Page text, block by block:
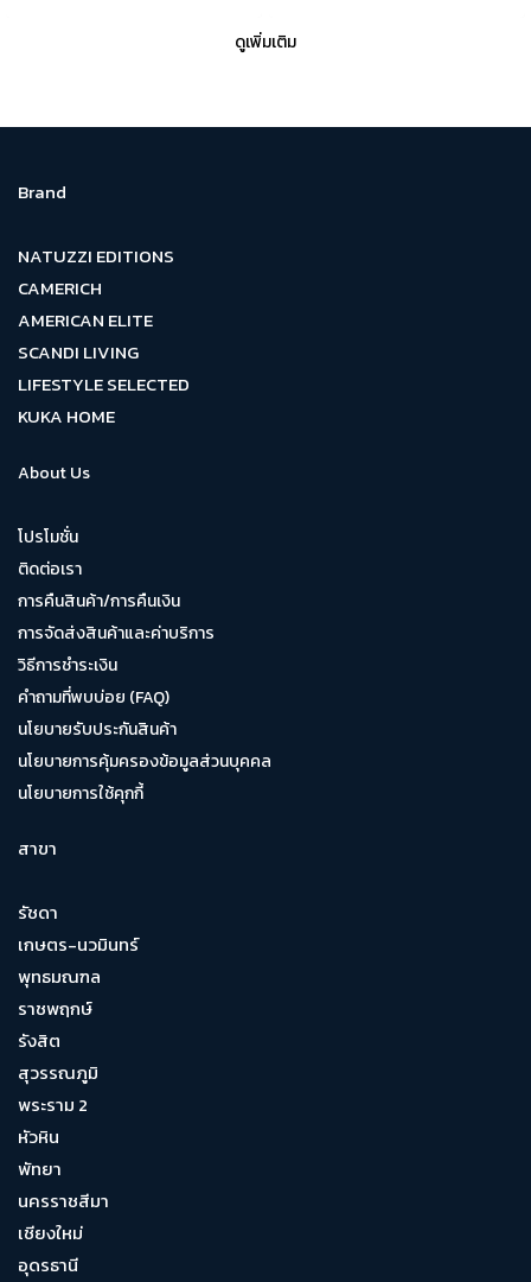
ดูเพิ่มเติม
Brand
NATUZZI EDITIONS
CAMERICH
AMERICAN ELITE
SCANDI LIVING
LIFESTYLE SELECTED
KUKA HOME
About Us
โปรโมชั่น
ติดต่อเรา
การคืนสินค้า/การคืนเงิน
การจัดส่งสินค้าและค่าบริการ
วิธีการชำระเงิน
คำถามที่พบบ่อย (FAQ)
นโยบายรับประกันสินค้า
นโยบายการคุ้มครองข้อมูลส่วนบุคคล
นโยบายการใช้คุกกี้
สาขา
รัชดา
เกษตร-นวมินทร์
พุทธมณฑล
ราชพฤกษ์
รังสิต
สุวรรณภูมิ
พระราม 2
หัวหิน
พัทยา
นครราชสีมา
เชียงใหม่
อุดรธานี